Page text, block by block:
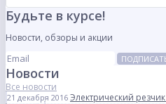
Будьте в курсе!
Новости, обзоры и акции
Новости
Все новости
21 декабря 2016 Электрический